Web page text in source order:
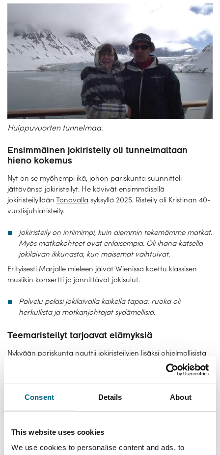
Consent Details About
This website uses cookies
We use cookies to personalise content and ads, to
Huippuvuorten tunnelmaa.
Ensimmäinen jokiristeily oli tunnelmaltaan
hieno kokemus
Nyt on se myöhempi ikä, johon pariskunta suunnitteli
jättävänsä jokiristeilyt. He kävivät ensimmäisellä
jokiristeilyllään Tonavalla syksyllä 2025. Risteily oli Kristinan 40-
vuotisjuhlaristeily.
Jokiristeily on intiimimpi, kuin aiemmin tekemämme matkat.
Myös matkakohteet ovat erilaisempia. Oli ihana katsella
jokilaivan ikkunasta, kun maisemat vaihtuivat.
Erityisesti Marjalle mieleen jäivät Wienissä koettu klassisen
musiikin konsertti ja jännittävät jokisulut.
Palvelu pelasi jokilaivalla kaikella tapaa: ruoka oli
herkullista ja matkanjohtajat sydämellisiä.
Teemaristeilyt tarjoavat elämyksiä
Nykyään pariskunta nauttii jokiristeilyjen lisäksi ohjelmallisista
Olemme olleet nyt kaksi kertaa jouluristeilyllä, ja olemme
viihtyneet todella hyvin. On ollut helppoa viettää joulu
laivoilla on myös saunat ja porealtaat, joissa nautiskella.